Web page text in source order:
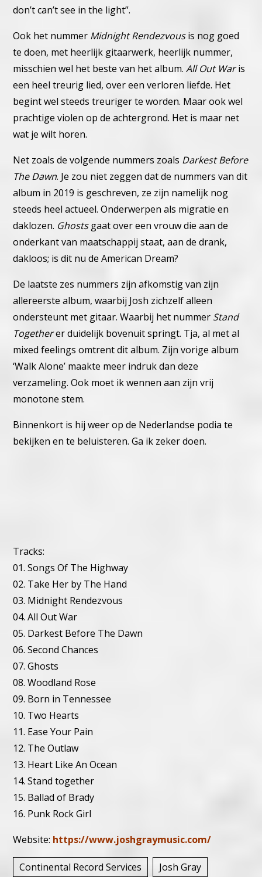
don’t can’t see in the light”.
Ook het nummer Midnight Rendezvousis nog goed
te doen, met heerlijk gitaarwerk, heerlijk nummer,
misschien wel het beste van het album.All Out Waris
een heel treurig lied, over een verloren liefde. Het
begint wel steeds treuriger te worden. Maar ook wel
prachtige violen op de achtergrond. Het is maar net
wat je wilt horen.
Net zoals de volgende nummers zoals Darkest Before
The Dawn. Je zou niet zeggen dat de nummers van dit
album in 2019 is geschreven, ze zijn namelijk nog
steeds heel actueel. Onderwerpen als migratie en
daklozen. Ghostsgaat over een vrouw die aan de
onderkant van maatschappij staat, aan de drank,
dakloos; is dit nu de American Dream?
De laatste zes nummers zijn afkomstig van zijn
allereerste album, waarbij Josh zichzelf alleen
ondersteunt met gitaar. Waarbij het nummer Stand
Togetherer duidelijk bovenuit springt. Tja, al met al
mixed feelings omtrent dit album. Zijn vorige album
‘Walk Alone’ maakte meer indruk dan deze
verzameling. Ook moet ik wennen aan zijn vrij
monotone stem.
Binnenkort is hij weer op de Nederlandse podia te
bekijken en te beluisteren. Ga ik zeker doen.
Tracks:
01. Songs Of The Highway
02. Take Her by The Hand
03. Midnight Rendezvous
04. All Out War
05. Darkest Before The Dawn
06. Second Chances
07. Ghosts
08. Woodland Rose
09. Born in Tennessee
10. Two Hearts
11. Ease Your Pain
12. The Outlaw
13. Heart Like An Ocean
14. Stand together
15. Ballad of Brady
16. Punk Rock Girl
Website: https://www.joshgraymusic.com/
Continental Record Services Josh Gray